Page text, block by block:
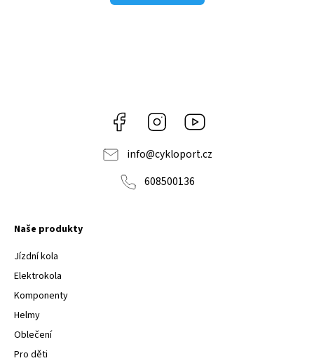
Facebook Instagram
info@cykloport.cz
608500136
Naše produkty
Jízdní kola
Elektrokola
Komponenty
Helmy
Oblečení
Pro děti